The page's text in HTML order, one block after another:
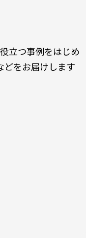
立つ事例をはじめ
どをお届けします